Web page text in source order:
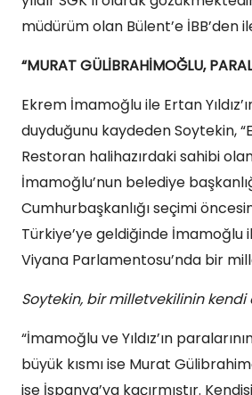
müdürüm olan Bülent’e İBB’den
“MURAT GÜLİBRAHİMOĞLU,
Ekrem İmamoğlu ile Ertan
duyduğunu kaydeden Soytekin,
Restoran halihazırdaki sahibi
İmamoğlu’nun belediye
Cumhurbaşkanlığı seçimi
Türkiye’ye geldiğinde İmamoğlu
Viyana Parlamentosu’nda bir
Soytekin, bir milletvekilinin kendi
“İmamoğlu ve Yıldız’ın
büyük kısmı ise Murat
ise İspanya’ya kaçırmıştır.